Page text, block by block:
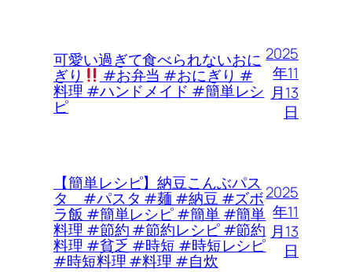
可愛い過ぎて食べられないおに
ぎり #お弁当 #おにぎり #
料理 #ハンドメイド #簡単レシ
ピ
2025
年11
月13
日
【簡単レシピ】納豆こんぶパス
タ #パスタ #麺 #納豆 #ズボ
ラ飯 #簡単レシピ #簡単 #簡単
料理 #節約 #節約レシピ #節約
料理 #貧乏 #時短 #時短レシピ
#時短料理 #料理 #自炊
2025
年11
月13
日